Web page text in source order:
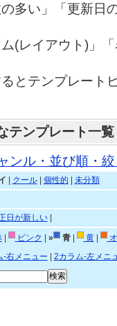
多い」「更新日
(レイアウト)」
とテンプレート
テンプレート一覧
ンル・並び順・
クール| 個性的
未分類
日が新しい|
| ピンク » 青| 黄|
-右メニュー
2カラム-左メニ